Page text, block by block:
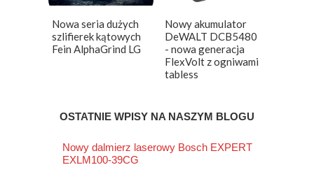
Nowa seria dużych
szlifierek kątowych
Fein AlphaGrind LG
Nowy akumulator
DeWALT DCB5480
- nowa generacja
FlexVolt z ogniwami
tabless
OSTATNIE WPISY NA NASZYM BLOGU
Nowy dalmierz laserowy Bosch EXPERT
EXLM100-39CG